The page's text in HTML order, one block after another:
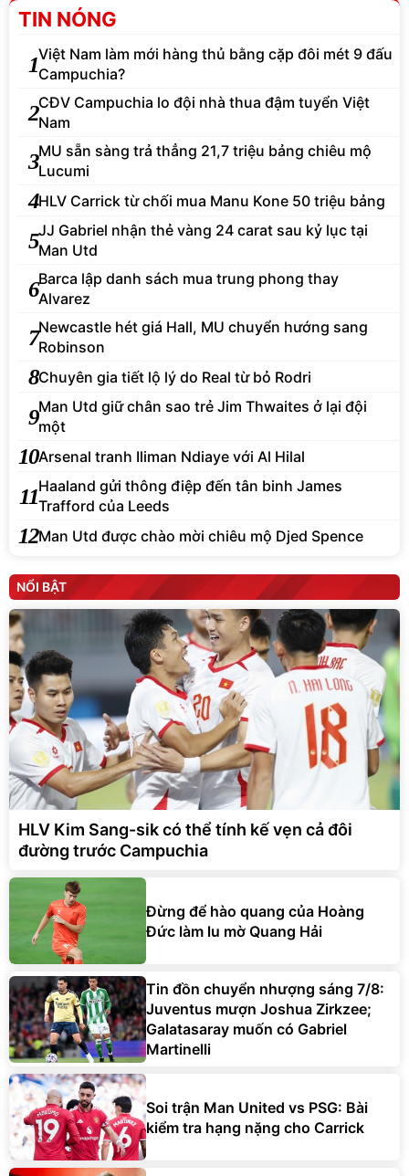
TIN NÓNG
1Việt Nam làm mới hàng thủ bằng cặp đôi mét 9 đấu
Campuchia?
2CĐV Campuchia lo đội nhà thua đậm tuyển Việt
Nam
3MU sẵn sàng trả thẳng 21,7 triệu bảng chiêu mộ
Lucumi
4HLV Carrick từ chối mua Manu Kone 50 triệu bảng
5JJ Gabriel nhận thẻ vàng 24 carat sau kỷ lục tại
Man Utd
6Barca lập danh sách mua trung phong thay
Alvarez
7Newcastle hét giá Hall, MU chuyển hướng sang
Robinson
8Chuyên gia tiết lộ lý do Real từ bỏ Rodri
9Man Utd giữ chân sao trẻ Jim Thwaites ở lại đội
một
10Arsenal tranh Iliman Ndiaye với Al Hilal
11Haaland gửi thông điệp đến tân binh James
Trafford của Leeds
12Man Utd được chào mời chiêu mộ Djed Spence
NỔI BẬT
HLV Kim Sang-sik có thể tính kế vẹn cả đôi
đường trước Campuchia
Đừng để hào quang của Hoàng
Đức làm lu mờ Quang Hải
Tin đồn chuyển nhượng sáng 7/8:
Juventus mượn Joshua Zirkzee;
Galatasaray muốn có Gabriel
Martinelli
Soi trận Man United vs PSG: Bài
kiểm tra hạng nặng cho Carrick